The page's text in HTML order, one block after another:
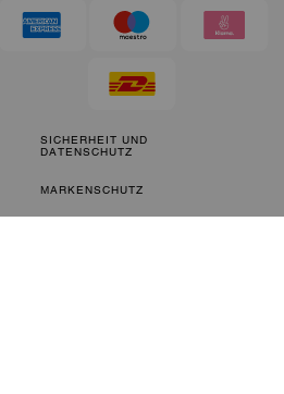
SICHERHEIT UND
DATENSCHUTZ
MARKENSCHUTZ